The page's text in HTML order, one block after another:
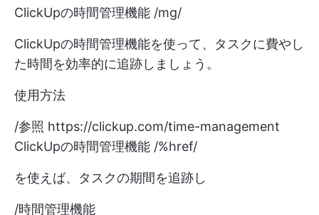
ClickUpの時間管理機能 /mg/
ClickUpの時間管理機能を使って、タスクに費やし
た時間を効率的に追跡しましょう。
使用方法
/参照 https://clickup.com/time-management
ClickUpの時間管理機能 /%href/
を使えば、タスクの期間を追跡し
/時間管理機能